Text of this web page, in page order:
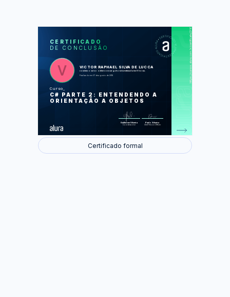
CERTIFICADO
DE CONCLUSÃO
VICTOR RAPHAEL SILVA DE LUCCA
concluiu o curso online com carga horária estimada em 8 horas.
Finalizado em 07 de agosto de 2018
Curso
C# PARTE 2: ENTENDENDO A
ORIENTAÇÃO A OBJETOS
Guilherme Silveira
Coordenador
Paulo Silveira
Chief Vision Officer
https://cursos.alura.com.br/certificate/2f6c05df-8202-4365-a610-c5d87948dfe1
LAS
Nossa primeira classe
Tipos
Namespace composição e null
Certificado formal